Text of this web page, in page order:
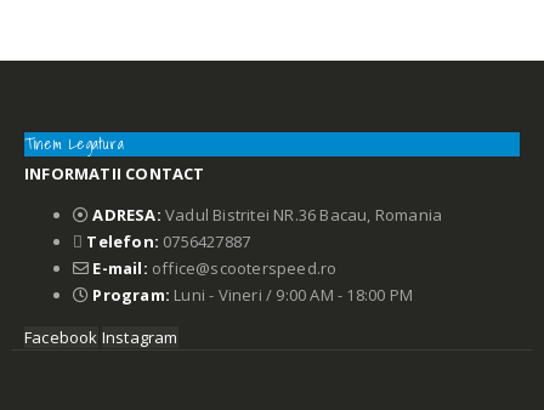
Tinem Legatura
INFORMATII CONTACT
ADRESA: Vadul Bistritei NR.36 Bacau, Romania
Telefon: 0756427887
E-mail: office@scooterspeed.ro
Program: Luni - Vineri / 9:00 AM - 18:00 PM
Facebook Instagram